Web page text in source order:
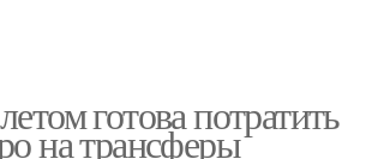
готова потратить
на трансферы